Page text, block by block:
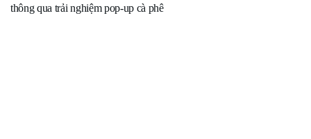
thông qua trải nghiệm pop-up cà phê